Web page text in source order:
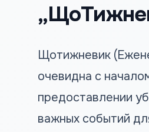
Щотижневик
очевидна с
предоставлении
важных событий